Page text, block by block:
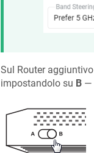
Sul Router aggiuntivo
impostandolo su B—